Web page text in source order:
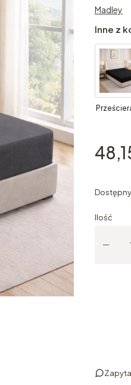
Madley
Inne z
Dostępny
Ilość